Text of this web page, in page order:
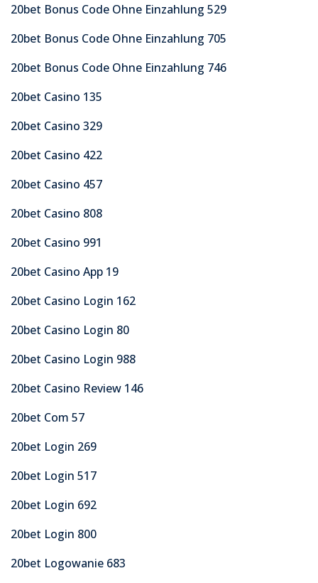
20bet Bonus Code Ohne Einzahlung 529
20bet Bonus Code Ohne Einzahlung 705
20bet Bonus Code Ohne Einzahlung 746
20bet Casino 135
20bet Casino 329
20bet Casino 422
20bet Casino 457
20bet Casino 808
20bet Casino 991
20bet Casino App 19
20bet Casino Login 162
20bet Casino Login 80
20bet Casino Login 988
20bet Casino Review 146
20bet Com 57
20bet Login 269
20bet Login 517
20bet Login 692
20bet Login 800
20bet Logowanie 683